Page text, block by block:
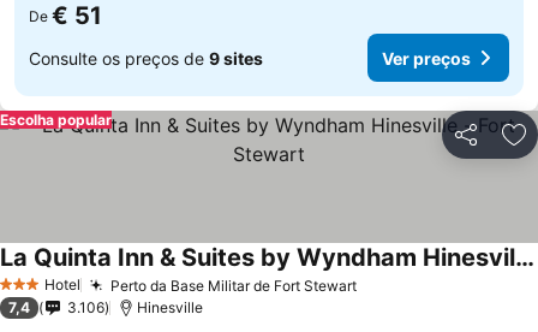
De € 51
Consulte os preços de 9 sites Ver preços
Partilhar
Escolha popular
3 EstrelasHotel Perto da Base Militar de Fort StewartVer preços
La Quinta Inn & Suites by Wyndham Hinesville - Fort Stewart
Ver preços
7,4 3.106 Hinesville